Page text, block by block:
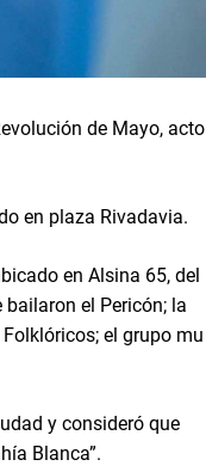
de Mayo, acto
en plaza Rivadavia.
en Alsina 65, del
el Pericón; la
el grupo mu
y consideró que
Blanca”.